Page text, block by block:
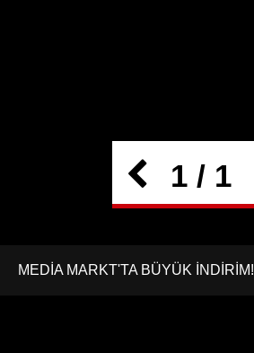
MEDİA MARKT'TA BÜYÜK İNDİRİM!
1 / 1